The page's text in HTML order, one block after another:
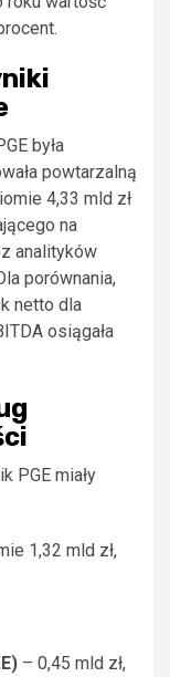
była
powtarzalną
4,33 mld zł
na
analityków
porównania,
netto dla
osiągała
PGE miały
1,32 mld zł,
– 0,45 mld zł,